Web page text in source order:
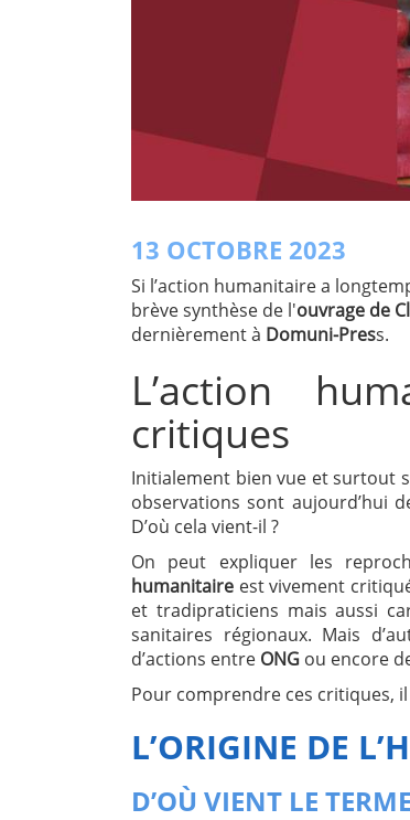
13 OCTOBRE 2023
Si l’action humanitaire a
brève synthèse de l'ouvrage de
dernièrement à Domuni-Press.
L’action
critiques
Initialement bien vue et surtout
observations sont aujourd’hui
D’où cela vient-il ?
On peut expliquer les
humanitaire est vivement
et tradipraticiens mais aussi
sanitaires régionaux. Mais
d’actions entre ONG ou encore
Pour comprendre ces critiques,
L’ORIGINE DE
D’OÙ VIENT LE